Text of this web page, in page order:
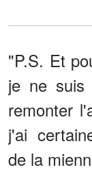
"P.S. Et
je ne suis
remonter
j'ai
de la